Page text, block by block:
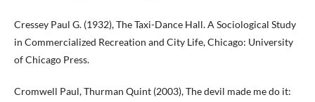
Cressey Paul G. (1932), The Taxi-Dance Hall. A Sociological Study
in Commercialized Recreation and City Life, Chicago: University
of Chicago Press.
Cromwell Paul, Thurman Quint (2003), The devil made me do it: